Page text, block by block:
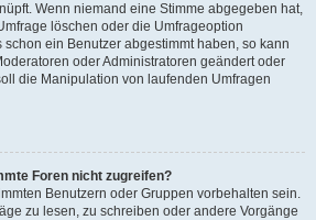
Wenn niemand eine Stimme abgegeben hat,
löschen oder die Umfrageoption
ein Benutzer abgestimmt haben, so kann
oder Administratoren geändert oder
die Manipulation von laufenden Umfragen
Foren nicht zugreifen?
Benutzern oder Gruppen vorbehalten sein.
zu lesen, zu schreiben oder andere Vorgänge